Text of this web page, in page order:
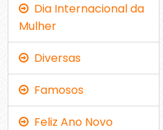
Dia Internacional da
Mulher
Diversas
Famosos
Feliz Ano Novo